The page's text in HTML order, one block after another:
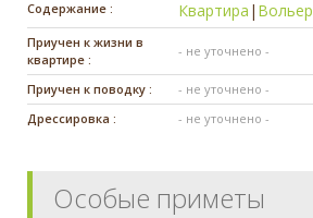
Содержание : Квартира | Вольер
Приучен к жизни в
квартире :
- не уточнено -
Приучен к поводку :
- не уточнено -
Дрессировка :
- не уточнено -
Особые приметы